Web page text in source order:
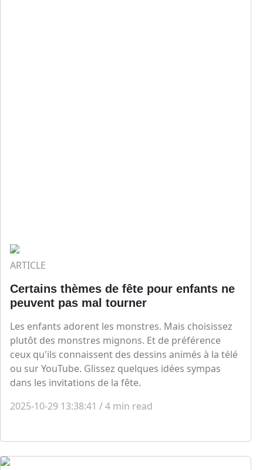
ARTICLE
Certains thèmes de fête pour enfants ne
peuvent pas mal tourner
Les enfants adorent les monstres. Mais choisissez
plutôt des monstres mignons. Et de préférence
ceux qu'ils connaissent des dessins animés à la télé
ou sur YouTube. Glissez quelques idées sympas
dans les invitations de la fête.
2025-10-29 13:38:41 /4 min read